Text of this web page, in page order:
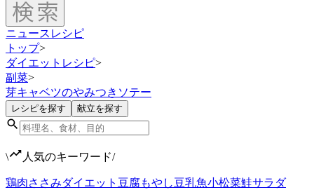
ニュース レシピ
トップ>
ダイエットレシピ>
副菜>
芽キャベツのやみつきソテー
レシピを探す 献立を探す
\ 人気のキーワード/
鶏肉ささみダイエット 豆腐もやし豆乳魚小松菜鮭サラダ